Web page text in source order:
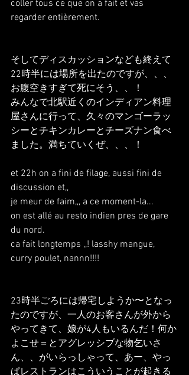
coller tous ce que on a fait et vas
regarder entièrement.
そしてディスカッションなども終えて
22時半には場所を出たのですが、、、
お腹空きすぎて死にそう、、！
みんなで北駅近くのインディアン料理
屋さんに行って、久々のマンゴーラッ
シーとチキンカレーとチーズナン食べ
ました。満ちていくぜ、、、！
et 22h on a fini de filage, aussi fini de
discussion et,,
je meur de faim,,, a ce moment-la...
on est allé au resto indien pres de gare
du nord.
ca fait longtemps ,,! lasshy mangue,
curry poulet, nannn!!!!
23時半ごろには帰宅しようか〜となっ
たのですが、一人のお客さんが外から
やってきて、娘が4人もいるんだ！何か
よこせ＝とアグレッシブな物乞いさ
ん、、がいらっしゃって、あー、やっ
ぱレストランはこういうことが起きる